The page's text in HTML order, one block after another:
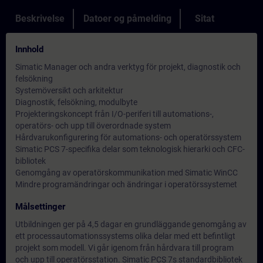
Beskrivelse Datoer og påmelding Sitat
Innhold
Simatic Manager och andra verktyg för projekt, diagnostik och
felsökning
Systemöversikt och arkitektur
Diagnostik, felsökning, modulbyte
Projekteringskoncept från I/O-periferi till automations-,
operatörs- och upp till överordnade system
Hårdvarukonfigurering för automations- och operatörssystem
Simatic PCS 7-specifika delar som teknologisk hierarki och CFC-
bibliotek
Genomgång av operatörskommunikation med Simatic WinCC
Mindre programändringar och ändringar i operatörssystemet
Målsettinger
Utbildningen ger på 4,5 dagar en grundläggande genomgång av
ett processautomationssystems olika delar med ett befintligt
projekt som modell. Vi går igenom från hårdvara till program
och upp till operatörsstation. Simatic PCS 7s standardbibliotek